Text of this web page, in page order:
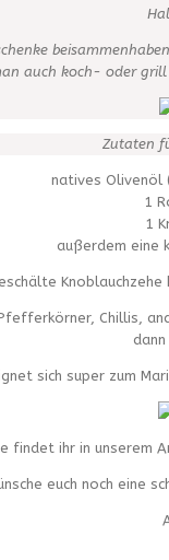
auch koch- oder grill
Zutaten
natives Olivenöl
1
1
außerdem eine
Chillis,
sich super zum
findet ihr in unserem
euch noch eine